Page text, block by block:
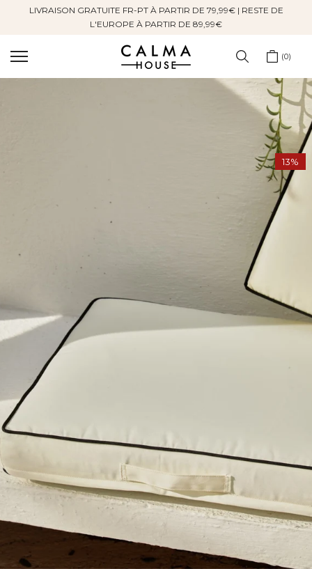
SauterLIVRAISON GRATUITE FR-PT À PARTIR DE 79,99€ | RESTE DE
L'EUROPE À PARTIR DE 89,99€
0
13%